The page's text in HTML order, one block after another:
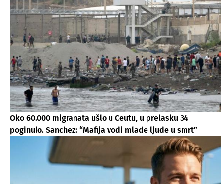
Oko 60.000 migranata ušlo u Ceutu, u prelasku 34
poginulo. Sanchez: “Mafija vodi mlade ljude u smrt”